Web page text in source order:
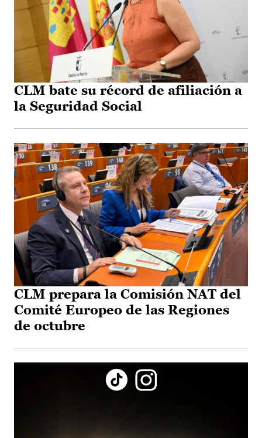
CLM bate su récord de afiliación a
la Seguridad Social
CLM prepara la Comisión NAT del
Comité Europeo de las Regiones
de octubre